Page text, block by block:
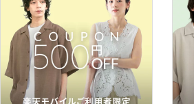
フレグランス
メイク道具・美容器具
コフレ・キット・セット